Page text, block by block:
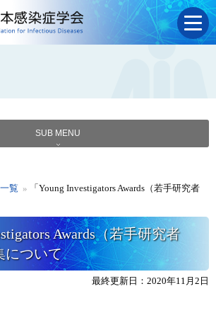
SUB MENU
覧 »
「Young Investigators Awards（若手研究者
Awards（若手研究者
について
最終更新日：2020年11月2日